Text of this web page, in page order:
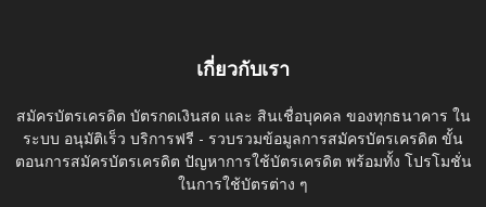
เกี่ยวกับเรา
สมัครบัตรเครดิต บัตรกดเงินสด และ สินเชื่อบุคคล ของทุกธนาคาร ใน
ระบบ อนุมัติเร็ว บริการฟรี - รวบรวมข้อมูลการสมัครบัตรเครดิต ขั้น
ตอนการสมัครบัตรเครดิต ปัญหาการใช้บัตรเครดิต พร้อมทั้ง โปรโมชั่น
ในการใช้บัตรต่าง ๆ